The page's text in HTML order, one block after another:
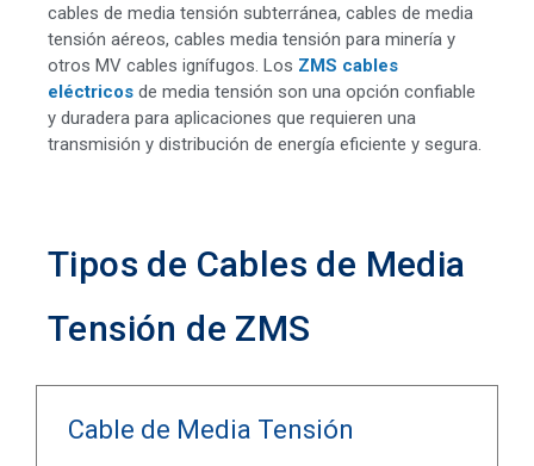
cables de media tensión subterránea, cables de media
tensión aéreos, cables media tensión para minería y
otros MV cables ignífugos. Los ZMS cables
eléctricos de media tensión son una opción confiable
y duradera para aplicaciones que requieren una
transmisión y distribución de energía eficiente y segura.
Tipos de Cables de Media
Tensión de ZMS
Cable de Media Tensión